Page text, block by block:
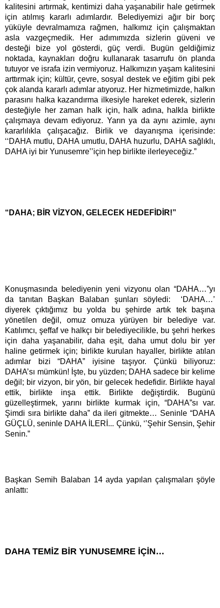
kalitesini artırmak, kentimizi daha yaşanabilir hale getirmek
için atılmış kararlı adımlardır. Belediyemizi ağır bir borç
yüküyle devralmamıza rağmen, halkımız için çalışmaktan
asla vazgeçmedik. Her adımımızda sizlerin güveni ve
desteği bize yol gösterdi, güç verdi. Bugün geldiğimiz
noktada, kaynakları doğru kullanarak tasarrufu ön planda
tutuyor ve israfa izin vermiyoruz. Halkımızın yaşam kalitesini
arttırmak için; kültür, çevre, sosyal destek ve eğitim gibi pek
çok alanda kararlı adımlar atıyoruz. Her hizmetimizde, halkın
parasını halka kazandırma ilkesiyle hareket ederek, sizlerin
desteğiyle her zaman halk için, halk adına, halkla birlikte
çalışmaya devam ediyoruz. Yarın ya da aynı azimle, aynı
kararlılıkla çalışacağız. Birlik ve dayanışma içerisinde:
‘‘DAHA mutlu, DAHA umutlu, DAHA huzurlu, DAHA sağlıklı,
DAHA iyi bir Yunusemre’’için hep birlikte ilerleyeceğiz.”
“DAHA; BİR VİZYON, GELECEK HEDEFİDİR!”
Konuşmasında belediyenin yeni vizyonu olan “DAHA…”yı
da tanıtan Başkan Balaban şunları söyledi: ‘DAHA…’
diyerek çıktığımız bu yolda bu şehirde artık tek başına
yönetilen değil, omuz omuza yürüyen bir belediye var.
Katılımcı, şeffaf ve halkçı bir belediyecilikle, bu şehri herkes
için daha yaşanabilir, daha eşit, daha umut dolu bir yer
haline getirmek için; birlikte kurulan hayaller, birlikte atılan
adımlar bizi “DAHA” iyisine taşıyor. Çünkü biliyoruz:
DAHA’sı mümkün! İşte, bu yüzden; DAHA sadece bir kelime
değil; bir vizyon, bir yön, bir gelecek hedefidir. Birlikte hayal
ettik, birlikte inşa ettik. Birlikte değiştirdik. Bugünü
güzelleştirmek, yarını birlikte kurmak için, “DAHA”sı var.
Şimdi sıra birlikte daha” da ileri gitmekte… Seninle “DAHA
GÜÇLÜ, seninle DAHA İLERİ... Çünkü, ‘’Şehir Sensin, Şehir
Senin.”
Başkan Semih Balaban 14 ayda yapılan çalışmaları şöyle
anlattı:
DAHA TEMİZ BİR YUNUSEMRE İÇİN…